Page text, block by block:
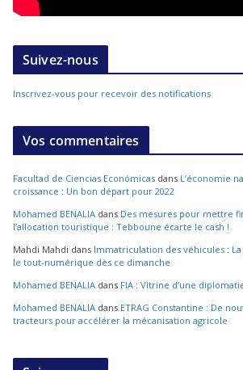
Suivez-nous
Inscrivez-vous pour recevoir des notifications
Vos commentaires
Facultad de Ciencias Económicas dans L’économie
croissance : Un bon départ pour 2022
Mohamed BENALIA dans Des mesures pour mettre
l’allocation touristique : Tebboune écarte le cash !
Mahdi Mahdi dans Immatriculation des véhicules :
le tout-numérique dès ce dimanche
Mohamed BENALIA dans FIA : Vitrine d’une
Mohamed BENALIA dans ETRAG Constantine : De
tracteurs pour accélérer la mécanisation agricole